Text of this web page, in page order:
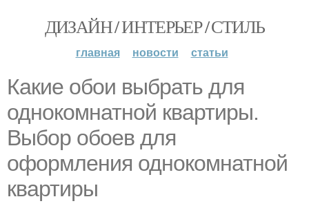
ДИЗАЙН / ИНТЕРЬЕР / СТИЛЬ
главная новости статьи
Какие обои выбрать для
однокомнатной квартиры.
Выбор обоев для
оформления однокомнатной
квартиры